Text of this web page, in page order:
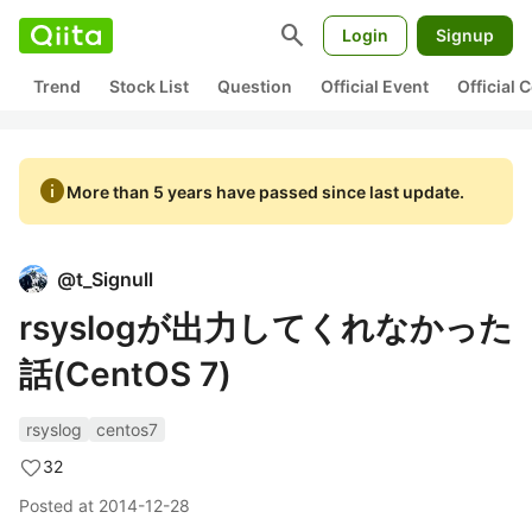
search Login Signup
Trend Stock List Question Official Event Official
infoMore than 5 years have passed since last update.
@t_Signull
rsyslogが出力してくれなかった
話(CentOS 7)
rsyslog
centos7
32
Posted at 2014-12-28